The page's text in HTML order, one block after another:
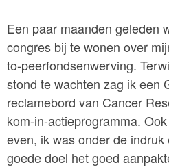
Een paar maanden geleden
congres bij te wonen over
to-peerfondsenwerving.
stond te wachten zag ik een
reclamebord van Cancer
kom-in-actieprogramma.
even, ik was onder de
goede doel het goed